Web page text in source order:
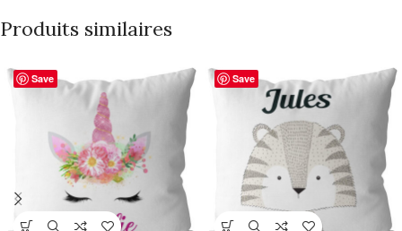
Produits similaires
Save Save